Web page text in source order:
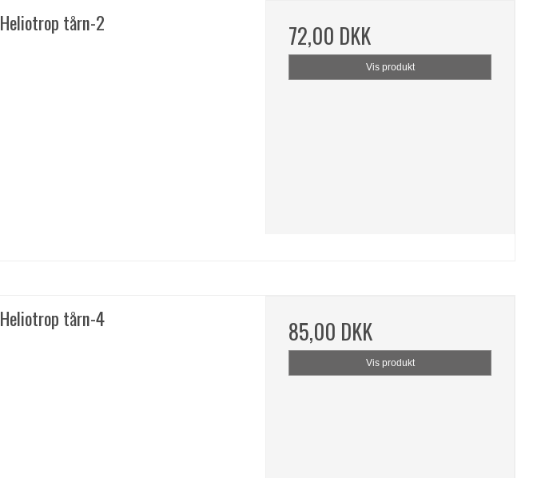
Heliotrop tårn-2 72,00 DKK
Vis produkt
Heliotrop tårn-4 85,00 DKK
Vis produkt